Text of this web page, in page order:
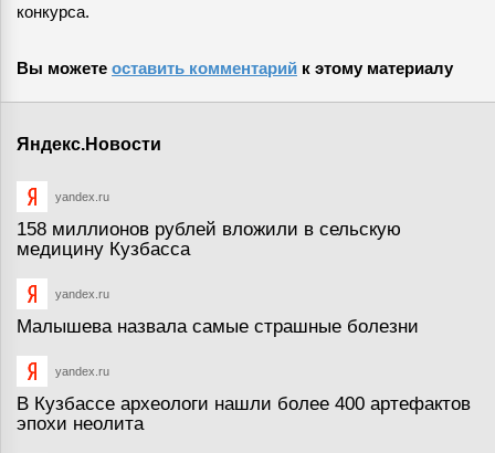
конкурса.
Вы можете оставить комментарий к этому материалу
Яндекс.Новости
yandex.ru
158 миллионов рублей вложили в сельскую
медицину Кузбасса
yandex.ru
Малышева назвала самые страшные болезни
yandex.ru
В Кузбассе археологи нашли более 400 артефактов
эпохи неолита